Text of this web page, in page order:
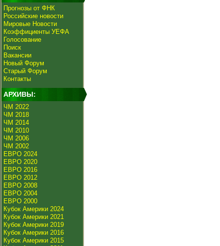
Прогнозы от ФНК
Российские новости
Мировые Новости
Коэффициенты УЕФА
Голосование
Поиск
Вакансии
Новый Форум
Старый Форум
Контакты
АРХИВЫ:
ЧМ 2022
ЧМ 2018
ЧМ 2014
ЧМ 2010
ЧМ 2006
ЧМ 2002
ЕВРО 2024
ЕВРО 2020
ЕВРО 2016
ЕВРО 2012
ЕВРО 2008
ЕВРО 2004
ЕВРО 2000
Кубок Америки 2024
Кубок Америки 2021
Кубок Америки 2019
Кубок Америки 2016
Кубок Америки 2015